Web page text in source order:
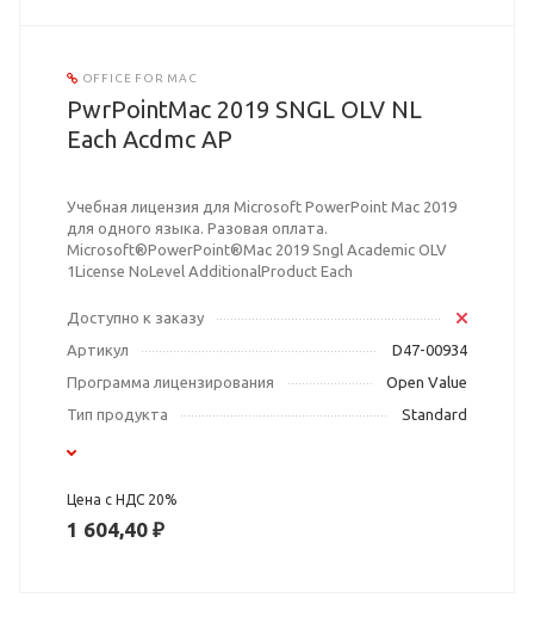
OFFICE FOR MAC
PwrPointMac 2019 SNGL OLV NL
Each Acdmc AP
Учебная лицензия для Microsoft PowerPoint Mac 2019
для одного языка. Разовая оплата.
Microsoft®PowerPoint®Mac 2019 Sngl Academic OLV
1License NoLevel AdditionalProduct Each
Доступно к заказу
Артикул
D47-00934
Программа лицензирования
Open Value
Тип продукта
Standard
Цена с НДС 20%
1 604,40 ₽